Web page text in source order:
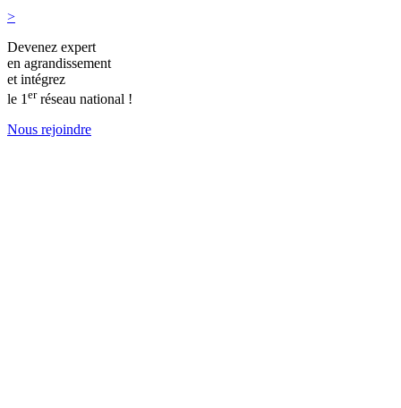
>
Devenez expert
en agrandissement
et intégrez
le 1 erréseau national !
Nous rejoindre